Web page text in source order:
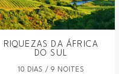
RIQUEZAS DA ÁFRICA
DO SUL
10 DIAS / 9 NOITES